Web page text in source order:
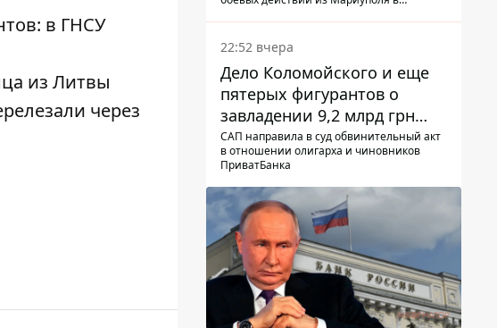
в ГНСУ
из Литвы
через
22:52 вчера
Дело Коломойского и еще
пятерых фигурантов о
завладении 9,2 млрд грн
ПриватБанка направили в
суд
САП направила в суд обвинительный акт
в отношении олигарха и чиновников
ПриватБанка